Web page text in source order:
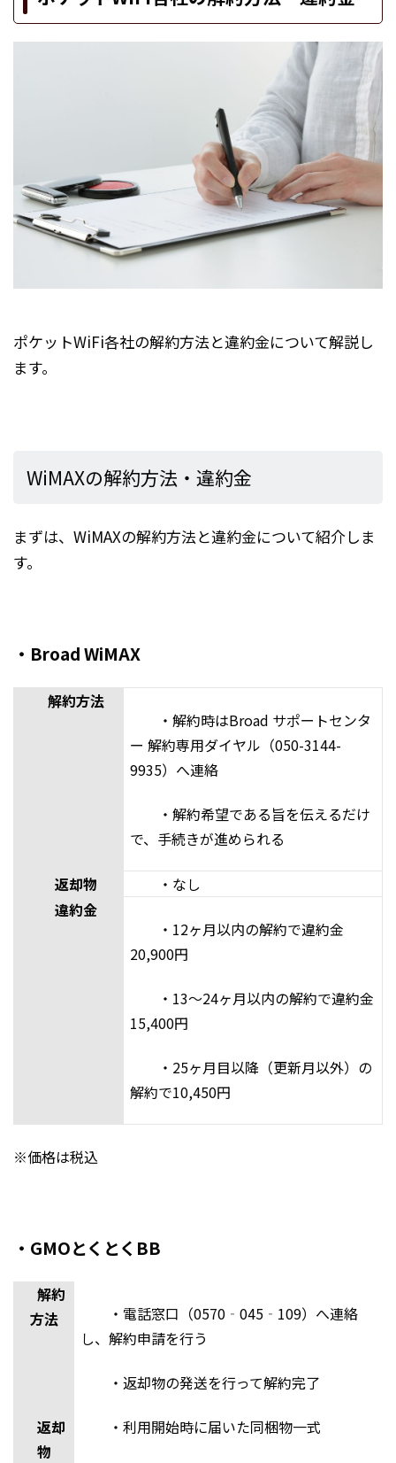
ポケットWiFi各社の解約方法と違約金について解説し
ます。
WiMAXの解約方法・違約金
まずは、WiMAXの解約方法と違約金について紹介しま
す。
・Broad WiMAX
解約方法
・解約時はBroad サポートセンタ
ー 解約専用ダイヤル（050-3144-
9935）へ連絡
・解約希望である旨を伝えるだけ
で、手続きが進められる
返却物
・なし
違約金
・12ヶ月以内の解約で違約金
20,900円
・13～24ヶ月以内の解約で違約金
15,400円
・25ヶ月目以降（更新月以外）の
解約で10,450円
※価格は税込
・GMOとくとくBB
解約
方法
・電話窓口（0570‐045‐109）へ連絡
し、解約申請を行う
・返却物の発送を行って解約完了
返却
物
・利用開始時に届いた同梱物一式